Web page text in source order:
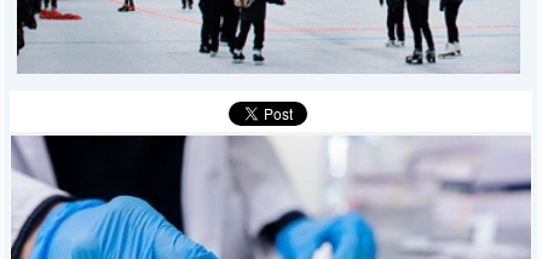
MÁS
BÚSQUEDA